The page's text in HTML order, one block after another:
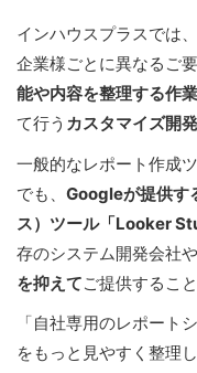
インハウスプラスでは
企業様ごとに異なるご
能や内容を整理する作
て行う カスタマイズ開発
一般的なレポート作成
でも、 Googleが提供す
ス）ツール「Looker
存のシステム開発会社
を抑えてご提供するこ
「自社専用のレポート
をもっと見やすく整理